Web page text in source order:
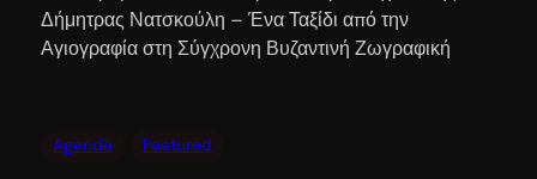
Δήμητρας Νατσκούλη – Ένα Ταξίδι από την
Αγιογραφία στη Σύγχρονη Βυζαντινή Ζωγραφική
Agenda Featured